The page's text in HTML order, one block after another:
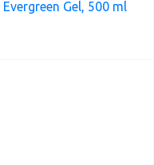
Gel, 500 ml